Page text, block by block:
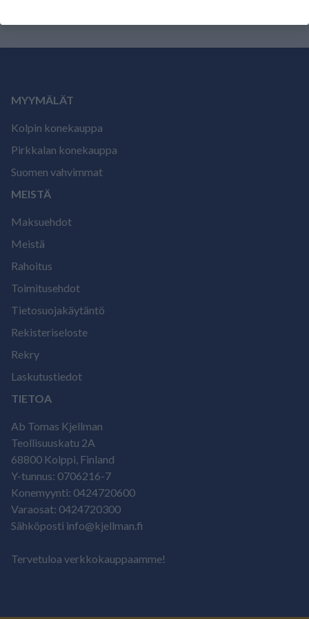
MYYMÄLÄT
Kolpin konekauppa
Pirkkalan konekauppa
Suomen vahvimmat
MEISTÄ
Maksuehdot
Meistä
Rahoitus
Toimitusehdot
Tietosuojakäytäntö
Rekisteriseloste
Rekry
Laskutustiedot
TIETOA
Ab Tomas Kjellman
Teollisuuskatu 2A
68800 Kolppi, Finland
Y-tunnus: 0706216-7
Konemyynti: 0424720600
Varaosat: 0424720300
Sähköposti info@kjellman.fi
Tervetuloa verkkokauppaamme!